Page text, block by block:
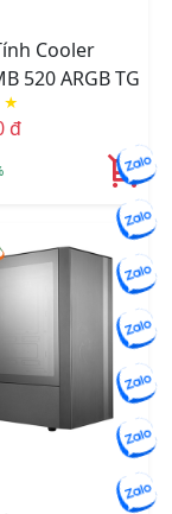
Cooler
520 ARGB TG
★
đ